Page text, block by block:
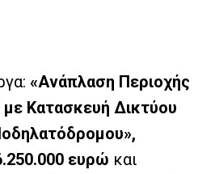
«Ανάπλαση Περιοχής
Κατασκευή Δικτύου
ευρώ και